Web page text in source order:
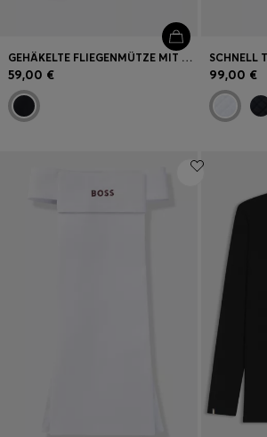
GEHÄKELTE FLIEGENMÜTZE MIT SIGNATURE-STREIFEN-EINFASSUNG
59,00 € 99,00 €